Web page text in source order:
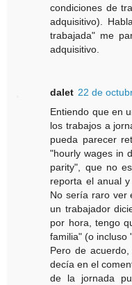
condiciones de
adquisitivo).
trabajada" me
adquisitivo.
dalet 22 de
Entiendo que en
los trabajos a
pueda parecer
"hourly wages in
parity", que no
reporta el anual
No sería raro ver
un trabajador
por hora, tengo
familia" (o incluso
Pero de
decía en el
de la jornada